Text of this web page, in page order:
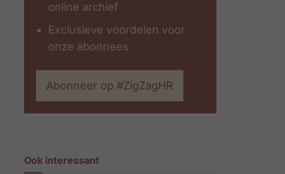
online archief
Exclusieve voordelen voor
onze abonnees
Abonneer op #ZigZagHR
Ook interessant